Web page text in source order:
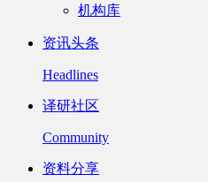
机构库
资讯头条
Headlines
译研社区
Community
资料分享